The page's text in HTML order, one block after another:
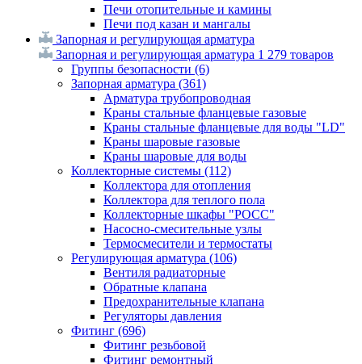
Печи отопительные и камины
Печи под казан и мангалы
Запорная и регулирующая арматура
Запорная и регулирующая арматура 1 279 товаров
Группы безопасности (6)
Запорная арматура (361)
Арматура трубопроводная
Краны стальные фланцевые газовые
Краны стальные фланцевые для воды "LD"
Краны шаровые газовые
Краны шаровые для воды
Коллекторные системы (112)
Коллектора для отопления
Коллектора для теплого пола
Коллекторные шкафы "РОСС"
Насосно-смесительные узлы
Термосмесители и термостаты
Регулирующая арматура (106)
Вентиля радиаторные
Обратные клапана
Предохранительные клапана
Регуляторы давления
Фитинг (696)
Фитинг резьбовой
Фитинг ремонтный